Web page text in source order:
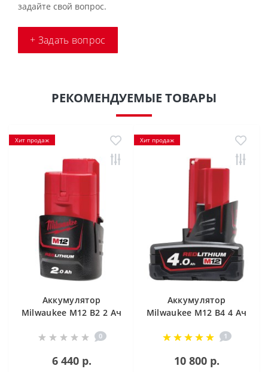
задайте свой вопрос.
+ Задать вопрос
РЕКОМЕНДУЕМЫЕ ТОВАРЫ
Хит продаж
Аккумулятор
Milwaukee M12 B2 2 Ач
0
6 440 р.
Хит продаж
Аккумулятор
Milwaukee M12 B4 4 Ач
1
10 800 р.